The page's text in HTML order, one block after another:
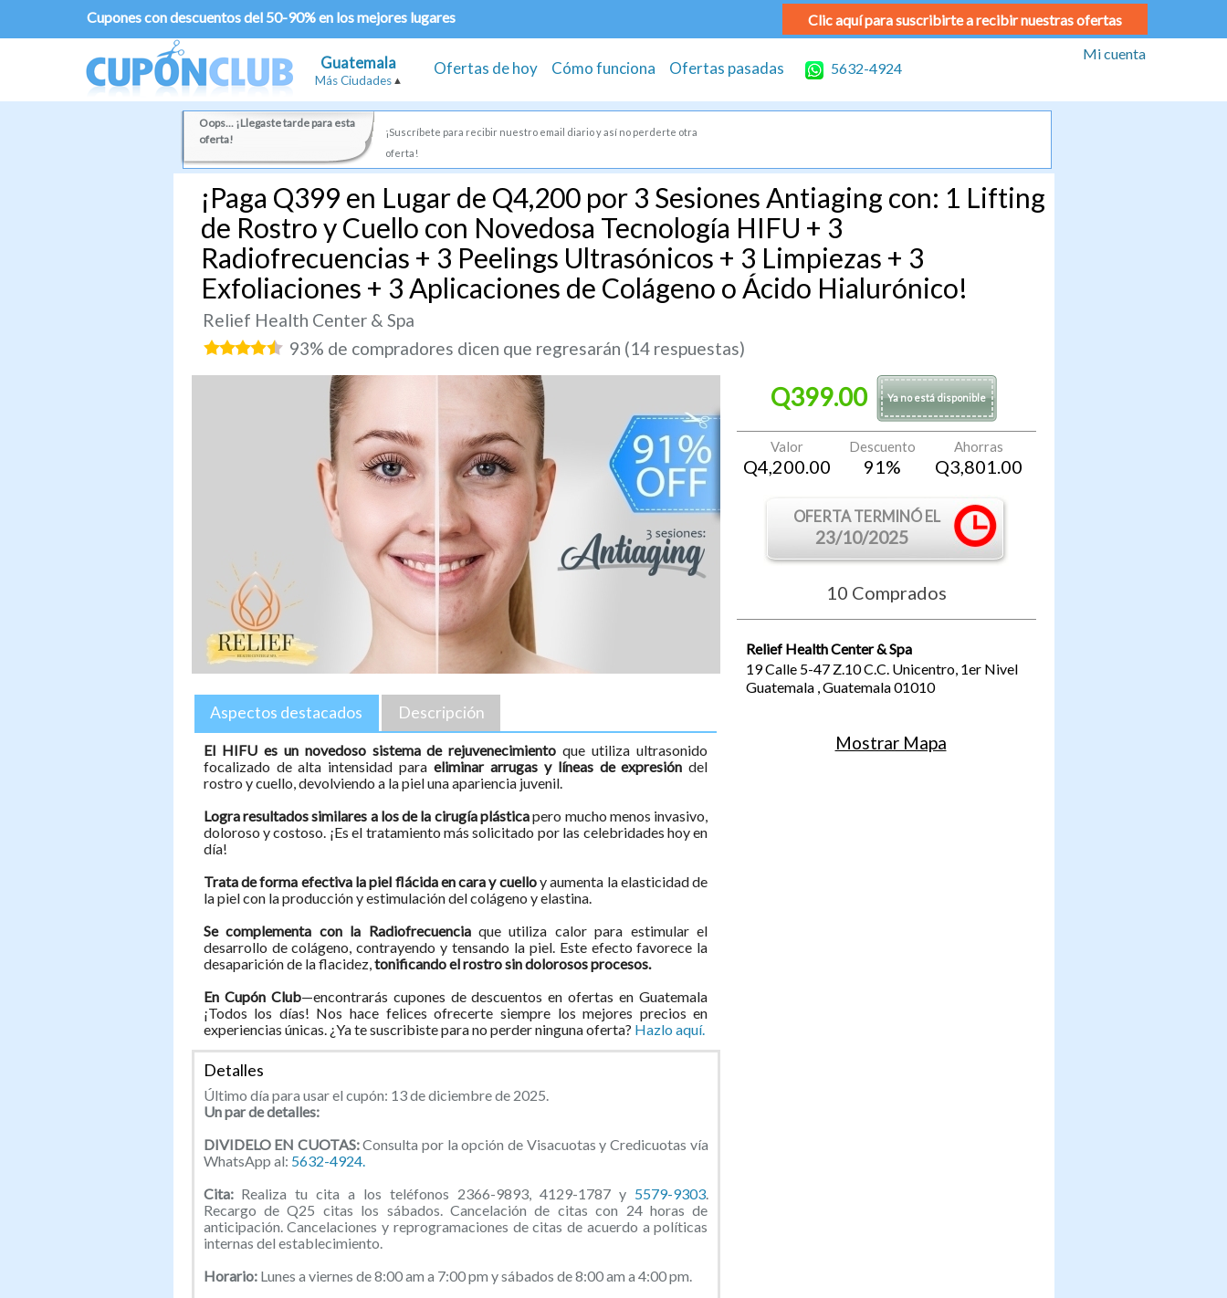
Cupones con descuentos del 50-90% en los mejores lugares Clic aquí para suscribirte a recibir nuestras ofertas
Guatemala
Más Ciudades
Ofertas de hoy Cómo funciona Ofertas pasadas 5632-4924
Mi cuenta
Oops... ¡Llegaste tarde para esta
oferta!
¡Suscríbete para recibir nuestro email diario y así no perderte otra
oferta!
¡Paga Q399 en Lugar de Q4,200 por 3 Sesiones Antiaging con: 1 Lifting
de Rostro y Cuello con Novedosa Tecnología HIFU + 3
Radiofrecuencias + 3 Peelings Ultrasónicos + 3 Limpiezas + 3
Exfoliaciones + 3 Aplicaciones de Colágeno o Ácido Hialurónico!
Relief Health Center & Spa
93% de compradores dicen que regresarán (14 respuestas)
Aspectos destacados Descripción
El HIFU es un novedoso sistema de rejuvenecimientoque utiliza ultrasonido
focalizado de alta intensidad paraeliminar arrugas y líneas de expresión del
rostro y cuello, devolviendo a la piel una apariencia juvenil.
Logra resultados similares a los de la cirugía plásticapero mucho menos invasivo,
doloroso y costoso. ¡Es el tratamiento más solicitado por las celebridades hoy en
día!
Trata de forma efectiva la piel flácida en cara y cuelloy aumenta la elasticidad de
la piel con la producción y estimulación del colágeno y elastina.
Se complementa con la Radiofrecuenciaque utiliza calor para estimular el
desarrollo de colágeno, contrayendo y tensando la piel. Este efecto favorece la
desaparición de la flacidez, tonificando el rostro sin dolorosos procesos.
En Cupón Club—encontrarás cupones de descuentos en ofertas en Guatemala
¡Todos los días! Nos hace felices ofrecerte siempre los mejores precios en
experiencias únicas. ¿Ya te suscribiste para no perder ninguna oferta? Hazlo aquí.
Detalles
Último día para usar el cupón: 13 de diciembre de 2025.
Un par de detalles:
DIVIDELO EN CUOTAS:Consulta por la opción de Visacuotas y Credicuotas vía
WhatsApp al: 5632-4924.
Cita: Realiza tu cita a los teléfonos 2366-9893, 4129-1787 y 5579-9303.
Recargo de Q25 citas los sábados. Cancelación de citas con 24 horas de
anticipación. Cancelaciones y reprogramaciones de citas de acuerdo a políticas
internas del establecimiento.
Horario: Lunes a viernes de 8:00 am a 7:00 pm y sábados de 8:00 am a 4:00 pm.
Q399.00 Ya no está disponible
Valor
Q4,200.00
Descuento
91%
Ahorras
Q3,801.00
OFERTA TERMINÓ EL
23/10/2025
10 Comprados
Relief Health Center & Spa
19 Calle 5-47 Z.10 C.C. Unicentro, 1er Nivel
Guatemala,Guatemala01010
Mostrar Mapa